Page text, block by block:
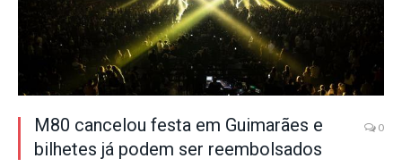
M80 cancelou festa em Guimarães e
bilhetes já podem ser reembolsados
0